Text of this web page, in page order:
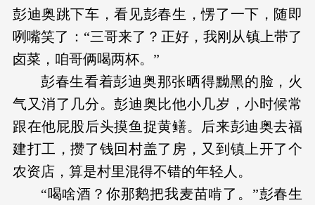
彭迪奥跳下车，看见彭春生，愣了一下，随即
咧嘴笑了：“三哥来了？正好，我刚从镇上带了
卤菜，咱哥俩喝两杯。”
彭春生看着彭迪奥那张晒得黝黑的脸，火
气又消了几分。彭迪奥比他小几岁，小时候常
跟在他屁股后头摸鱼捉黄鳝。后来彭迪奥去福
建打工，攒了钱回村盖了房，又到镇上开了个
农资店，算是村里混得不错的年轻人。
“喝啥酒？你那鹅把我麦苗啃了。”彭春生